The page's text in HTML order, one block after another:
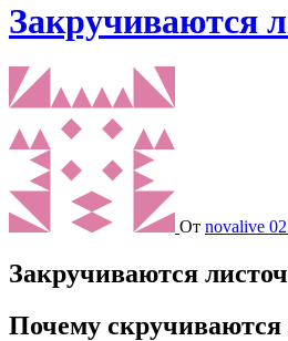
Закручиваются
От novalive
Закручиваются
Почему скручиваются